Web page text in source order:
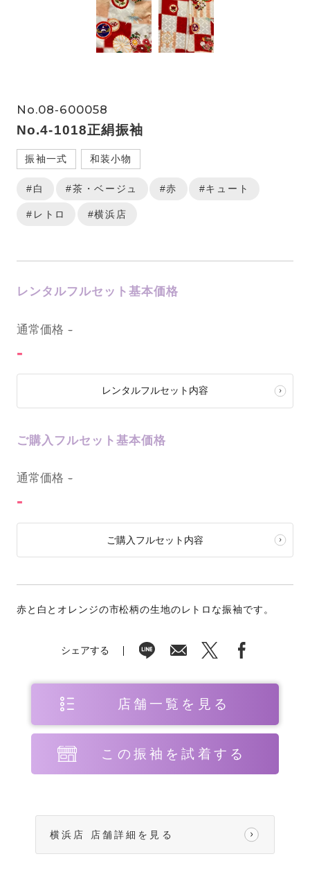
No.08‐600058
No.4-1018正絹振袖
振袖一式 和装小物
#白 #茶・ベージュ #赤 #キュート
#レトロ #横浜店
レンタルフルセット基本価格
通常価格 -
-
レンタルフルセット内容
ご購入フルセット基本価格
通常価格 -
-
ご購入フルセット内容
赤と白とオレンジの市松柄の生地のレトロな振袖です。
シェアする
店舗一覧を見る
この振袖を試着する
横浜店 店舗詳細を見る